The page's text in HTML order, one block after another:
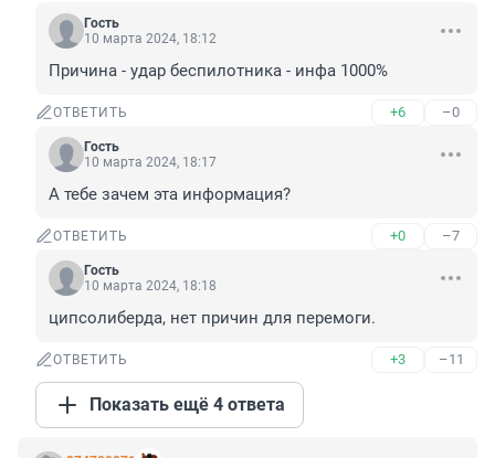
Гость
10 марта 2024, 18:12
Причина - удар беспилотника - инфа 1000%
ОТВЕТИТЬ +6 –0
Гость
10 марта 2024, 18:17
А тебе зачем эта информация?
ОТВЕТИТЬ +0 –7
Гость
10 марта 2024, 18:18
ципсолиберда, нет причин для перемоги.
ОТВЕТИТЬ +3 –11
Показать ещё 4 ответа